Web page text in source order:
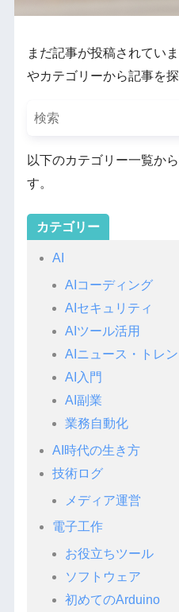
まだ記事が投稿されてい
やカテゴリーから記事を
以下のカテゴリー一覧か
す。
カテゴリー
AI
AIコーディング
AIセキュリティ
AIツール活用
AIニュース・トレ
AI入門
AI副業
業務自動化
AI時代の生き方
技術ログ
メディア運営
電子工作
お役立ちツール
ソフトウェア
初めてのArduino